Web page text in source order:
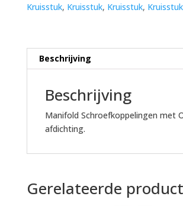
buitendraad
Kruisstuk, Kruisstuk, Kruisstuk, Kruisstuk
Beschrijving
Beschrijving
Manifold Schroefkoppelingen met
afdichting.
Gerelateerde